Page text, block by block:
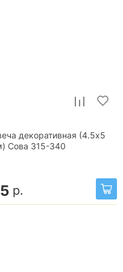
декоративная (4.5х5
Сова 315-340
р.